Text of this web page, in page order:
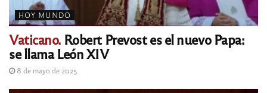
HOY MUNDO
Vaticano. Robert Prevost es el nuevo Papa:
se llama León XIV
8 de mayo de 2025